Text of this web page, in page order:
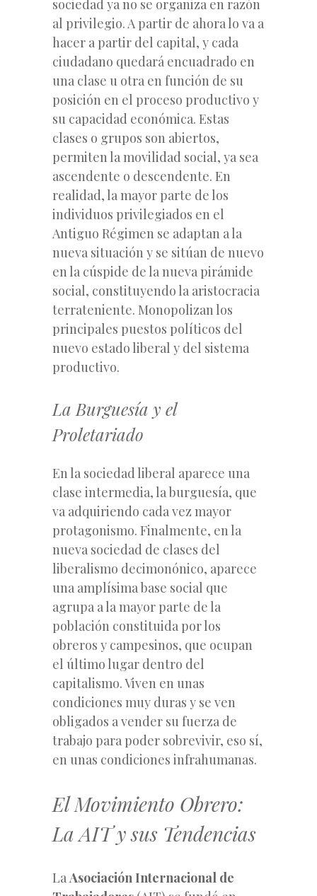
sociedad ya no se organiza en razón
al privilegio. A partir de ahora lo va a
hacer a partir del capital, y cada
ciudadano quedará encuadrado en
una clase u otra en función de su
posición en el proceso productivo y
su capacidad económica. Estas
clases o grupos son abiertos,
permiten la movilidad social, ya sea
ascendente o descendente. En
realidad, la mayor parte de los
individuos privilegiados en el
Antiguo Régimen se adaptan a la
nueva situación y se sitúan de nuevo
en la cúspide de la nueva pirámide
social, constituyendo la aristocracia
terrateniente. Monopolizan los
principales puestos políticos del
nuevo estado liberal y del sistema
productivo.
La Burguesía y el
Proletariado
En la sociedad liberal aparece una
clase intermedia, la burguesía, que
va adquiriendo cada vez mayor
protagonismo. Finalmente, en la
nueva sociedad de clases del
liberalismo decimonónico, aparece
una amplísima base social que
agrupa a la mayor parte de la
población constituida por los
obreros y campesinos, que ocupan
el último lugar dentro del
capitalismo. Viven en unas
condiciones muy duras y se ven
obligados a vender su fuerza de
trabajo para poder sobrevivir, eso sí,
en unas condiciones infrahumanas.
El Movimiento Obrero:
La AIT y sus Tendencias
LaAsociación Internacional de